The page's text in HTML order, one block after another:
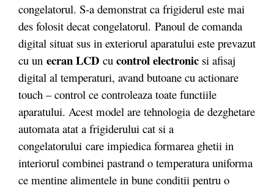
congelatorul. S-a demonstrat ca frigiderul este mai
des folosit decat congelatorul. Panoul de comanda
digital situat sus in exteriorul aparatului este prevazut
cu un ecran LCD cu control electronic si afisaj
digital al temperaturi, avand butoane cu actionare
touch – control ce controleaza toate functiile
aparatului. Acest model are tehnologia de dezghetare
automata atat a frigiderului cat si a
congelatorului care impiedica formarea ghetii in
interiorul combinei pastrand o temperatura uniforma
ce mentine alimentele in bune conditii pentru o